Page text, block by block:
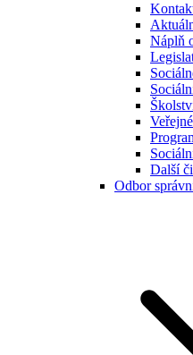
Náplň
Další
Odbor